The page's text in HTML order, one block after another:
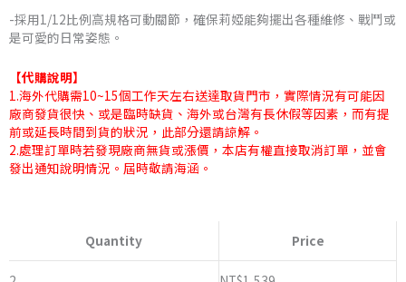
-採用1/12比例高規格可動關節，確保莉婭能夠擺出各種維修、戰鬥或
是可愛的日常姿態。
【代購說明】
1.海外代購需10~15個工作天左右送達取貨門市，實際情況有可能因
廠商發貨很快、或是臨時缺貨、海外或台灣有長休假等因素，而有提
前或延長時間到貨的狀況，此部分還請諒解。
2.處理訂單時若發現廠商無貨或漲價，本店有權直接取消訂單，並會
發出通知說明情況。屆時敬請海涵。
Quantity Price
大